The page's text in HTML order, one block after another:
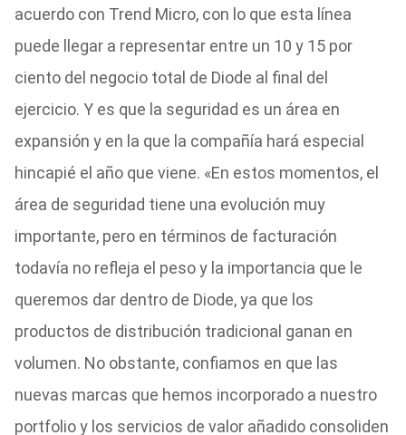
acuerdo con Trend Micro, con lo que esta línea
puede llegar a representar entre un 10 y 15 por
ciento del negocio total de Diode al final del
ejercicio. Y es que la seguridad es un área en
expansión y en la que la compañía hará especial
hincapié el año que viene. «En estos momentos, el
área de seguridad tiene una evolución muy
importante, pero en términos de facturación
todavía no refleja el peso y la importancia que le
queremos dar dentro de Diode, ya que los
productos de distribución tradicional ganan en
volumen. No obstante, confiamos en que las
nuevas marcas que hemos incorporado a nuestro
portfolio y los servicios de valor añadido consoliden